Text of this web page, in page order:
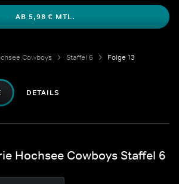
AB 5,98 € MTL.
Cowboys Staffel 6 Folge 13
DETAILS
Hochsee Cowboys Staffel 6